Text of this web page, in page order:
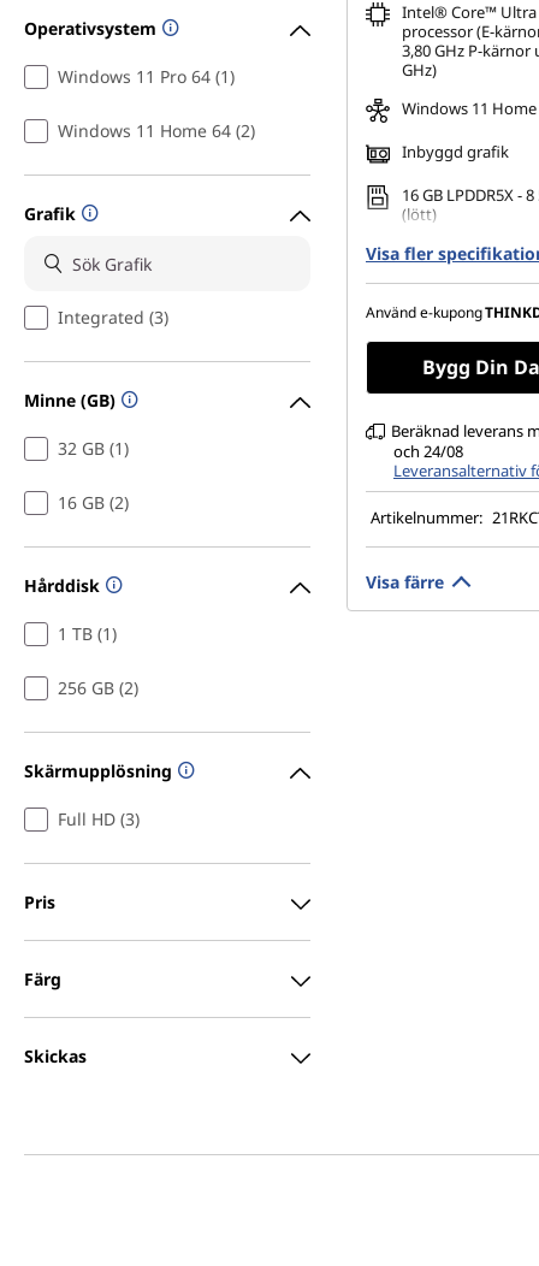
Operativsystem
Windows 11 Pro 64 (1)
Windows 11 Home 64 (2)
Grafik
Integrated (3)
Minne (GB)
32 GB (1)
16 GB (2)
Hårddisk
1 TB (1)
256 GB (2)
Skärmupplösning
Full HD (3)
Pris
Färg
Skickas
Intel® Core™ Ultra
processor (E-
3,80 GHz P-kärnor
GHz)
Windows 11 Home
Inbyggd grafik
16 GB LPDDR5X -
(lött)
256 GB SSD M.2
Gen4 TLC Opal
13,3" WUXGA (1 920
pekskärm, 100 %
cd/m² (nit), 60 Hz
Visa fler
Använd e-kupong
Bygg Din
Beräknad leverans
och 24/08
Leveransalternativ
Artikelnummer:
Visa färre